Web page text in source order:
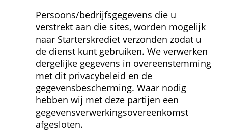
Persoons/bedrijfsgegevens die u
verstrekt aan die sites, worden mogelijk
naar Starterskrediet verzonden zodat u
de dienst kunt gebruiken. We verwerken
dergelijke gegevens in overeenstemming
met dit privacybeleid en de
gegevensbescherming. Waar nodig
hebben wij met deze partijen een
gegevens­verwerkings­overeenkomst
afgesloten.